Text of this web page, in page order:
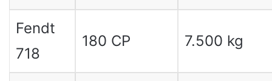
Fendt
718
180 CP 7.500 kg